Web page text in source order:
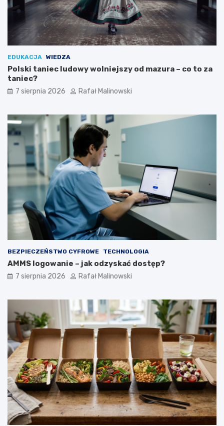
EDUKACJA WIEDZA
Polski taniec ludowy wolniejszy od mazura – co to za
taniec?
7 sierpnia 2026 Rafał Malinowski
BEZPIECZEŃSTWO CYFROWE TECHNOLOGIA
AMMS logowanie – jak odzyskać dostęp?
7 sierpnia 2026 Rafał Malinowski